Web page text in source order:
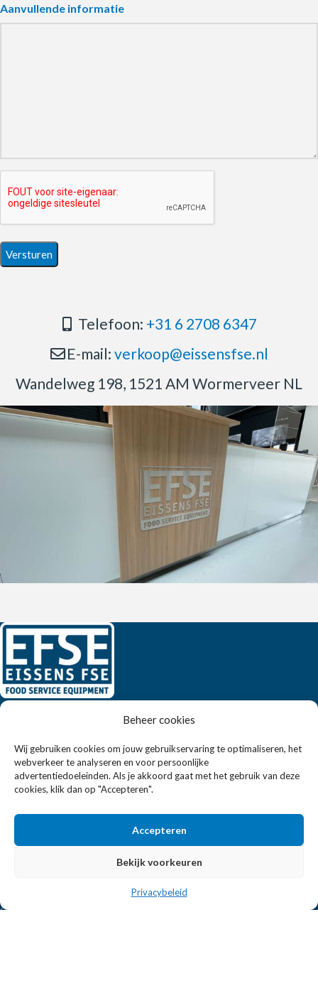
Beheer cookies
Wij gebruiken cookies om jouw gebruikservaring te optimaliseren, het
webverkeer te analyseren en voor persoonlijke
advertentiedoeleinden. Als je akkoord gaat met het gebruik van deze
cookies, klik dan op "Accepteren".
Accepteren
Bekijk voorkeuren
Privacybeleid
Aanvullende informatie
Telefoon: +31 6 2708 6347
E-mail: verkoop@eissensfse.nl
Wandelweg 198, 1521 AM Wormerveer NL
Eissens FSE is een horeca totaalleverancier. U vindt bij ons niet
apparatuur.
Telefoon:+31 6 2708 6347
verkoop@eissensfse.nl
Over ons